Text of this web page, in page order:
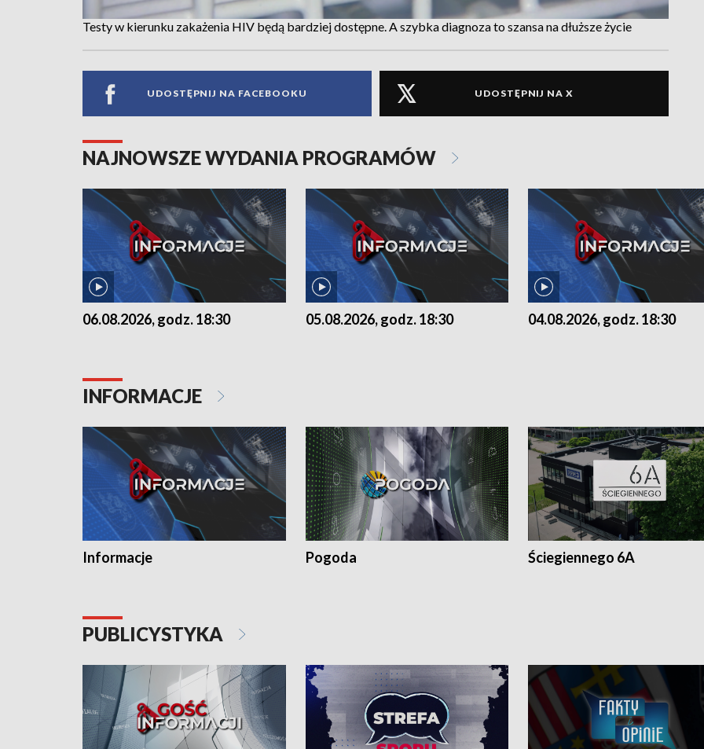
Testy w kierunku zakażenia HIV będą bardziej dostępne. A szybka diagnoza to szansa na dłuższe życie
UDOSTĘPNIJ NA FACEBOOKU UDOSTĘPNIJ NA X
NAJNOWSZE WYDANIA PROGRAMÓW
06.08.2026, godz. 18:30 05.08.2026, godz. 18:30 04.08.2026, godz. 18:30
INFORMACJE
Informacje Pogoda Ściegiennego 6A
PUBLICYSTYKA